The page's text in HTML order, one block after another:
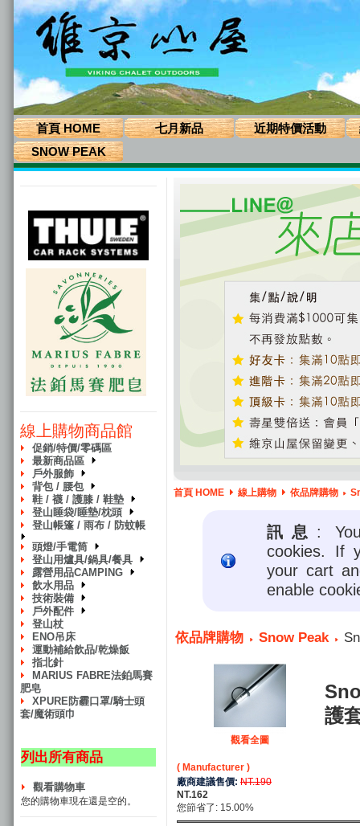
首頁 HOME 七月新品 近期特價活動
SNOW PEAK
線上購物商品館
促銷/特價/零碼區
最新商品區
戶外服飾
背包 / 腰包
鞋 / 襪 / 護膝 / 鞋墊
登山睡袋/睡墊/枕頭
登山帳篷 / 雨布 / 防蚊帳
頭燈/手電筒
登山用爐具/鍋具/餐具
露營用品CAMPING
飲水用品
技術裝備
戶外配件
登山杖
ENO吊床
運動補給飲品/乾燥飯
指北針
MARIUS FABRE法鉑馬賽
肥皂
XPURE防霾口罩/騎士頭
套/魔術頭巾
列出所有商品
觀看購物車
您的購物車現在還是空的。
首頁 HOME 線上購物 依品牌購物
訊息 :
cookies. If
your cart
enable
依品牌購物 Snow Peak
觀看全圖
護
( Manufacturer )
廠商建議售價: NT.190
NT.162
您節省了: 15.00%